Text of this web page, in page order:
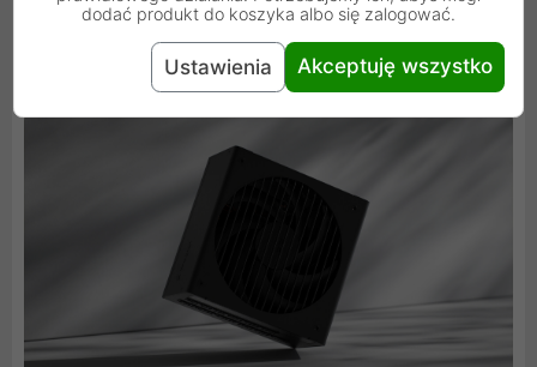
jednostka pracuje całkowicie bezgłośnie. Uruchomi się
on dopiero wtedy, gdy będzie to absolutnie konieczne.
dodać produkt do koszyka albo się zalogować.
Ustawienia Akceptuję wszystko